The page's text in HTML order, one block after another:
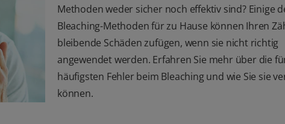
Methoden weder sicher noch effektiv sind? Einige
Bleaching-Methoden für zu Hause können Ihren
bleibende Schäden zufügen, wenn sie nicht richtig
angewendet werden. Erfahren Sie mehr über die
häufigsten Fehler beim Bleaching und wie Sie sie
können.